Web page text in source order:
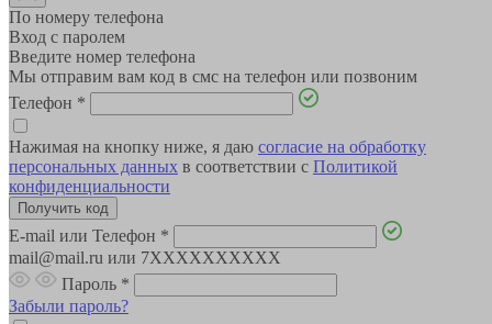
По номеру телефона
Вход с паролем
Введите номер телефона
Мы отправим вам код в смс на телефон или позвоним
Телефон *
Нажимая на кнопку ниже, я даю согласие на обработку
персональных данных в соответствии с Политикой
конфиденциальности
E-mail или Телефон *
mail@mail.ru или 7XXXXXXXXXX
Пароль *
Забыли пароль?